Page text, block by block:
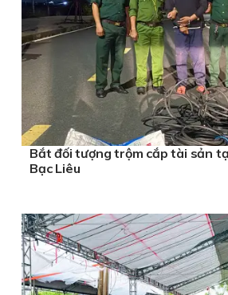
Bắt đối tượng trộm cắp tài sản
Bạc Liêu